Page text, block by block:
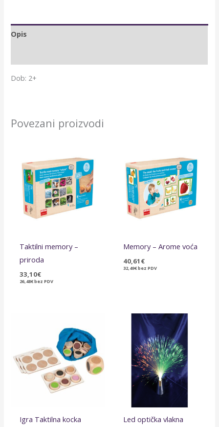
Opis
Dob: 2+
Povezani proizvodi
Taktilni memory –
priroda
33,10€
26,48€bez PDV
Memory – Arome voća
40,61 €
32,49€bez PDV
Igra Taktilna kocka Led optička vlakna